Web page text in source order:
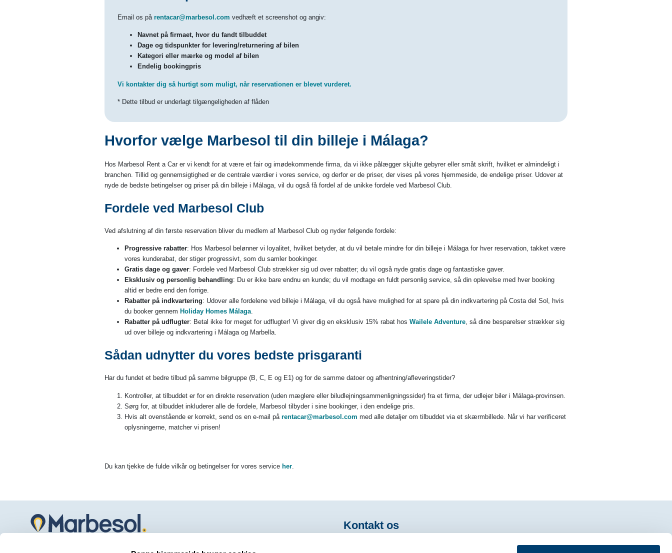
Email os på rentacar@marbesol.com vedhæft et screenshot og angiv:
Navnet på firmaet, hvor du fandt tilbuddet
Dage og tidspunkter for levering/returnering af bilen
Kategori eller mærke og model af bilen
Endelig bookingpris
Vi kontakter dig så hurtigt som muligt, når reservationen er blevet vurderet.
* Dette tilbud er underlagt tilgængeligheden af flåden
Hvorfor vælge Marbesol til din billeje i Málaga?
Hos Marbesol Rent a Car er vi kendt for at være et fair og imødekommende firma, da vi ikke pålægger skjulte gebyrer eller småt skrift, hvilket er almindeligt i
branchen. Tillid og gennemsigtighed er de centrale værdier i vores service, og derfor er de priser, der vises på vores hjemmeside, de endelige priser. Udover at
nyde de bedste betingelser og priser på din billeje i Málaga, vil du også få fordel af de unikke fordele ved Marbesol Club.
Fordele ved Marbesol Club
Ved afslutning af din første reservation bliver du medlem af Marbesol Club og nyder følgende fordele:
Progressive rabatter: Hos Marbesol belønner vi loyalitet, hvilket betyder, at du vil betale mindre for din billeje i Málaga for hver reservation, takket være
vores kunderabat, der stiger progressivt, som du samler bookinger.
Gratis dage og gaver: Fordele ved Marbesol Club strækker sig ud over rabatter; du vil også nyde gratis dage og fantastiske gaver.
Eksklusiv og personlig behandling: Du er ikke bare endnu en kunde; du vil modtage en fuldt personlig service, så din oplevelse med hver booking
altid er bedre end den forrige.
Rabatter på indkvartering: Udover alle fordelene ved billeje i Málaga, vil du også have mulighed for at spare på din indkvartering på Costa del Sol, hvis
du booker gennem Holiday Homes Málaga.
Rabatter på udflugter: Betal ikke for meget for udflugter! Vi giver dig en eksklusiv 15% rabat hos Wailele Adventure, så dine besparelser strækker sig
ud over billeje og indkvartering i Málaga og Marbella.
Sådan udnytter du vores bedste prisgaranti
Har du fundet et bedre tilbud på samme bilgruppe (B, C, E og E1) og for de samme datoer og afhentning/afleveringstider?
Kontroller, at tilbuddet er for en direkte reservation (uden mæglere eller biludlejningsammenligningssider) fra et firma, der udlejer biler i Málaga-provinsen.
Sørg for, at tilbuddet inkluderer alle de fordele, Marbesol tilbyder i sine bookinger, i den endelige pris.
Hvis alt ovenstående er korrekt, send os en e-mail på rentacar@marbesol.com med alle detaljer om tilbuddet via et skærmbillede. Når vi har verificeret
oplysningerne, matcher vi prisen!
Du kan tjekke de fulde vilkår og betingelser for vores service her.
Kontakt os